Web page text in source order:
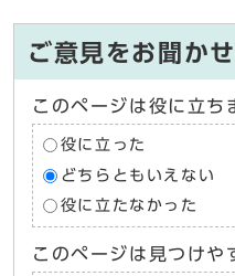
ご意見をお聞か
このページは役に立ち
役に立った
どちらともいえない
役に立たなかった
このページは見つけや